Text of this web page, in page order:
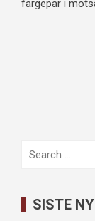
fargepar i
Search
SISTE